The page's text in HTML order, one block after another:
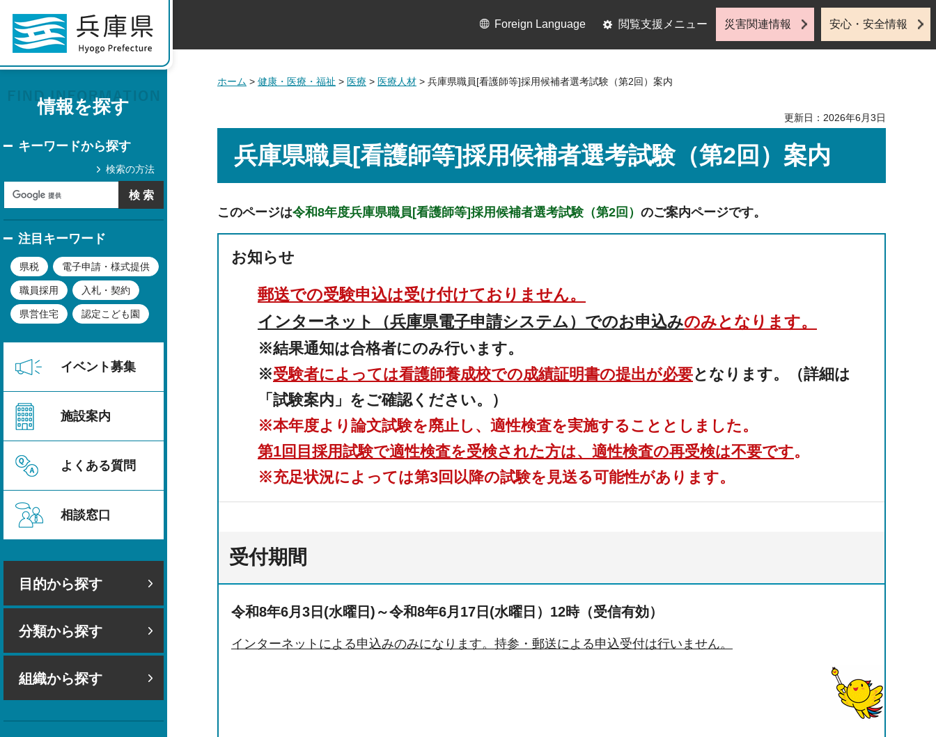
情報を探す
キーワードから探す
検索の方法
注目キーワード
県税 電子申請・様式提供
職員採用 入札・契約
県営住宅 認定こども園
イベント募集
施設案内
よくある質問
相談窓口
目的から探す
分類から探す
組織から探す
Foreign Language 閲覧支援メニュー 災害関連情報 安心・安全情報
ホーム > 健康・医療・福祉 > 医療 > 医療人材 > 兵庫県職員[看護師等]採用候補者選考試験（第2回）案内
更新日：2026年6月3日
兵庫県職員[看護師等]採用候補者選考試験（第2回）案内
このページは令和8年度兵庫県職員[看護師等]採用候補者選考試験（第2回） のご案内ページです。
お知らせ
郵送での受験申込は受け付けておりません。
インターネット（兵庫県電子申請システム）でのお申込みのみとなります。
※結果通知は合格者にのみ行います。
※受験者によっては看護師養成校での成績証明書の提出が必要となります。（詳細は
「試験案内」をご確認ください。）
※本年度より論文試験を廃止し、適性検査を実施することとしました。
第1回目採用試験で適性検査を受検された方は、適性検査の再受検は不要です。
※充足状況によっては第3回以降の試験を見送る可能性があります。
受付期間
令和8年6月3日(水曜日)～令和8年6月17日(水曜日）12時（受信有効）
インターネットによる申込みのみになります。持参・郵送による申込受付は行いません。